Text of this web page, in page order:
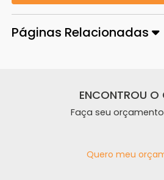
Páginas Relacionadas
ENCONTROU O
Faça seu
Quero meu